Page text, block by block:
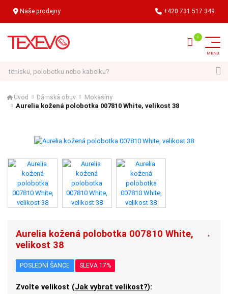
Naše prodejny +420 731 517 349
Úvod Dámská obuv Mokasíny
Aurelia kožená polobotka 007810 White, velikost 38
Aurelia kožená polobotka 007810 White,
velikost 38
POSLEDNÍ ŠANCE SLEVA 17%
Zvolte velikost (Jak vybrat velikost?):